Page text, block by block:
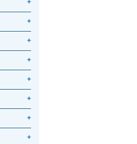
+
+
+
+
+
+
+
+